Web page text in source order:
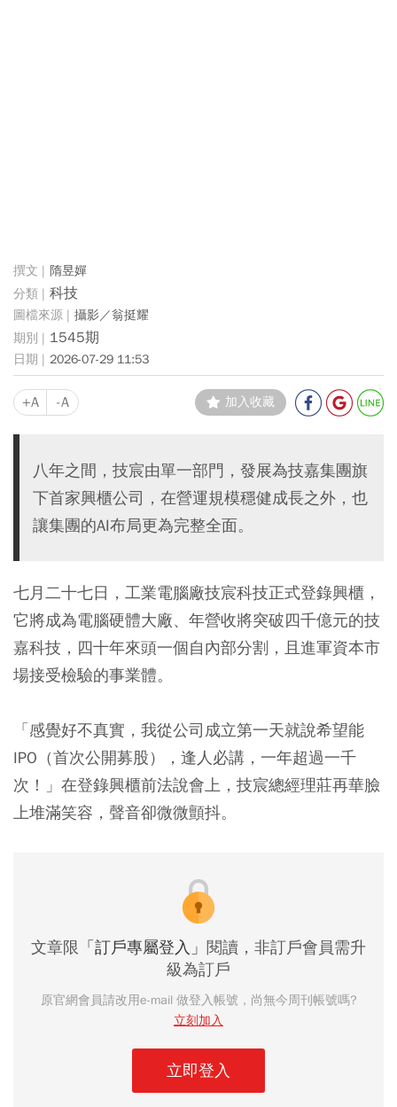
隋昱嬋
科技
攝影／翁挺耀
1545期
2026-07-29 11:53
+A -A 加入收藏
八年之間，技宸由單一部門，發展為技嘉集團旗
下首家興櫃公司，在營運規模穩健成長之外，也
讓集團的AI布局更為完整全面。
七月二十七日，工業電腦廠技宸科技正式登錄興櫃，
它將成為電腦硬體大廠、年營收將突破四千億元的技
嘉科技，四十年來頭一個自內部分割，且進軍資本市
場接受檢驗的事業體。
「感覺好不真實，我從公司成立第一天就說希望能
IPO（首次公開募股），逢人必講，一年超過一千
次！」在登錄興櫃前法說會上，技宸總經理莊再華臉
上堆滿笑容，聲音卻微微顫抖。
文章限 「訂戶專屬登入」 閱讀，非訂戶會員需升
級為訂戶
原官網會員請改用e-mail 做登入帳號，尚無今周刊帳號嗎?
立刻加入
立即登入